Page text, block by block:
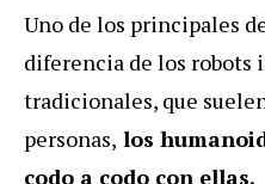
Uno de los principales
diferencia de los robots
tradicionales, que
personas, los
codo a codo con ellas.